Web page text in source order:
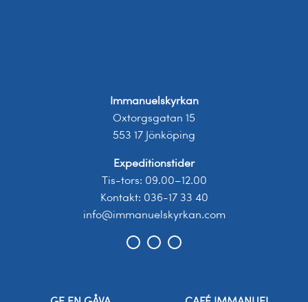
Immanuelskyrkan
Oxtorgsgatan 15
553 17 Jönköping
Expeditionstider
Tis-tors: 09.00–12.00
Kontakt: 036-17 33 40
info@immanuelskyrkan.com